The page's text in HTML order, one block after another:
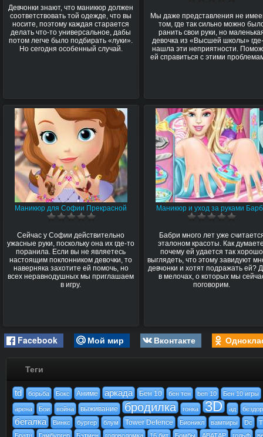
Девчонки знают, что маникюр должен
соответствовать той одежде, что вы
носите, поэтому каждая старается
делать что-то универсальное, дабы
потом легче было подбирать «луки».
Но сегодня особенный случай.
Мы даже представления не
том, где так сильно можно
ранить свои руки, но
девочка из «Высшей школы»
нашла эти неприятности.
ей справиться с этими
Маникюр для Софии Прекрасной
Сейчас у Софии действительно
ужасные руки, поскольку она их где-то
поранила. Если вы не являетесь
настоящим поклонником девочки, то
наверняка захотите ей помочь, но
всех неравнодушных мы приглашаем
в игру.
Маникюр и уход за руками
Бабри много лет уже
эталоном красоты. Как
почему ей удается так хорошо
выглядеть, что этому завидуют
девчонки и хотят подражать ей?
в мелочах, о которых мы
поговорим.
Facebook Мой мир Вконтакте
Теги
td борьба Бокс Аниме аркада Бен 10 бен тен ben 10 Бен 10 игры
арена Бои война выживание бродилка гонка 3D ад
бегалка Винкс бургер блум Tower Defence Бионикл вампиры Dc
Братц
Гамбургер Бэтмен головоломка 16 бит Бомбы АВАТАР гольф